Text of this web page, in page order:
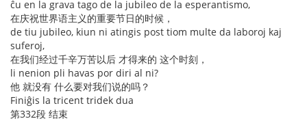
ĉu en la grava tago de la jubileo de la esperantismo,
在庆祝世界语主义的重要节日的时候，
de tiu jubileo, kiun ni atingis post tiom multe da laboroj kaj
suferoj,
在我们经过千辛万苦以后 才得来的 这个时刻，
li nenion pli havas por diri al ni?
他 就没有 什么要对我们说的吗？
Finiĝis la tricent tridek dua
第332段 结束